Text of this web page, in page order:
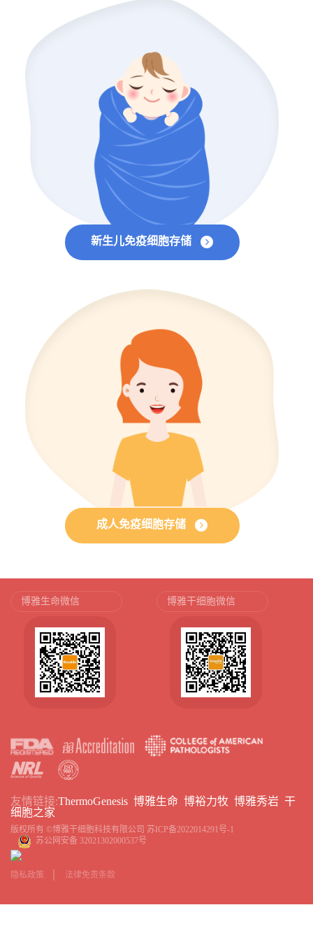
新生儿免疫细胞存储
成人免疫细胞存储
博雅生命微信 博雅干细胞微信
友情链接:ThermoGenesis 博雅生命 博裕力牧 博雅秀岩 干
细胞之家
版权所有 ©博雅干细胞科技有限公司 苏ICP备2022014291号-1
苏公网安备 32021302000537号
隐私政策 法律免责条款